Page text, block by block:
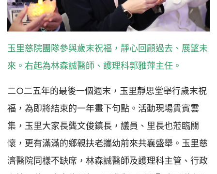
玉里慈院團隊參與歲末祝福，靜心回顧過去、展望未
來。右起為林森誠醫師、護理科郭雅萍主任。
二○二五年的最後一個週末，玉里靜思堂舉行歲末祝
福，為即將結束的一年畫下句點。活動現場貴賓雲
集，玉里大家長龔文俊鎮長，議員、里長也蒞臨關
懷，更有滿滿的鄉親扶老攜幼前來共襄盛舉。玉里慈
濟醫院同樣不缺席，林森誠醫師及護理科主管、行政